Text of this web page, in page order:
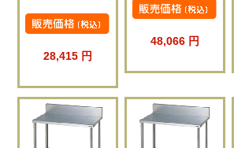
28,415 円
48,066 円